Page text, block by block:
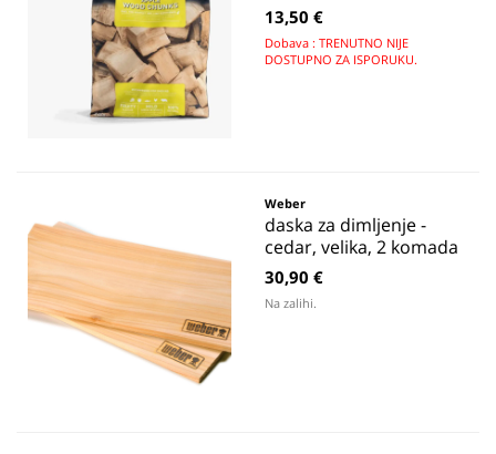
13,50 €
Dobava : TRENUTNO NIJE
DOSTUPNO ZA ISPORUKU.
Weber
daska za dimljenje -
cedar, velika, 2 komada
30,90 €
Na zalihi.